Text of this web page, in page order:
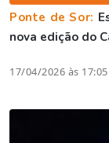
Ponte de Sor:
nova edição do
17/04/2026 às 17:05